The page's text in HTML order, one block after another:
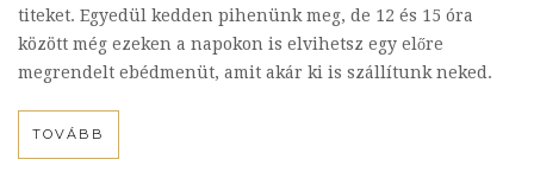
titeket. Egyedül kedden pihenünk meg, de 12 és 15 óra
között még ezeken a napokon is elvihetsz egy előre
megrendelt ebédmenüt, amit akár ki is szállítunk neked.
TOVÁBB